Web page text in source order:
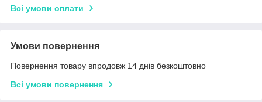
Всі умови оплати
Умови повернення
Повернення товару впродовж 14 днів безкоштовно
Всі умови повернення